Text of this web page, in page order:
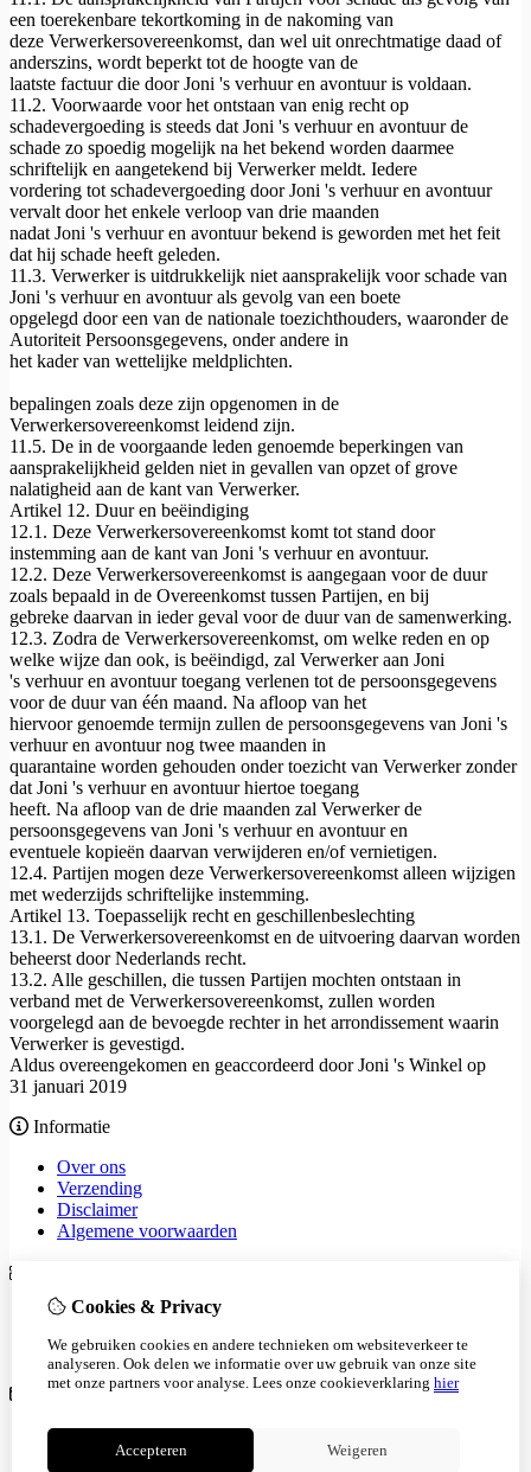
een toerekenbare tekortkoming in de nakoming van
deze Verwerkersovereenkomst, dan wel uit onrechtmatige daad of
anderszins, wordt beperkt tot de hoogte van de
laatste factuur die door Joni 's verhuur en avontuur is voldaan.
11.2. Voorwaarde voor het ontstaan van enig recht op
schadevergoeding is steeds dat Joni 's verhuur en avontuur de
schade zo spoedig mogelijk na het bekend worden daarmee
schriftelijk en aangetekend bij Verwerker meldt. Iedere
vordering tot schadevergoeding door Joni 's verhuur en avontuur
vervalt door het enkele verloop van drie maanden
nadat Joni 's verhuur en avontuur bekend is geworden met het feit
dat hij schade heeft geleden.
11.3. Verwerker is uitdrukkelijk niet aansprakelijk voor schade van
Joni 's verhuur en avontuur als gevolg van een boete
opgelegd door een van de nationale toezichthouders, waaronder de
Autoriteit Persoonsgegevens, onder andere in
het kader van wettelijke meldplichten.
bepalingen zoals deze zijn opgenomen in de
Verwerkersovereenkomst leidend zijn.
11.5. De in de voorgaande leden genoemde beperkingen van
aansprakelijkheid gelden niet in gevallen van opzet of grove
nalatigheid aan de kant van Verwerker.
Artikel 12. Duur en beëindiging
12.1. Deze Verwerkersovereenkomst komt tot stand door
instemming aan de kant van Joni 's verhuur en avontuur.
12.2. Deze Verwerkersovereenkomst is aangegaan voor de duur
zoals bepaald in de Overeenkomst tussen Partijen, en bij
gebreke daarvan in ieder geval voor de duur van de samenwerking.
12.3. Zodra de Verwerkersovereenkomst, om welke reden en op
welke wijze dan ook, is beëindigd, zal Verwerker aan Joni
's verhuur en avontuur toegang verlenen tot de persoonsgegevens
voor de duur van één maand. Na afloop van het
hiervoor genoemde termijn zullen de persoonsgegevens van Joni 's
verhuur en avontuur nog twee maanden in
quarantaine worden gehouden onder toezicht van Verwerker zonder
dat Joni 's verhuur en avontuur hiertoe toegang
heeft. Na afloop van de drie maanden zal Verwerker de
persoonsgegevens van Joni 's verhuur en avontuur en
eventuele kopieën daarvan verwijderen en/of vernietigen.
12.4. Partijen mogen deze Verwerkersovereenkomst alleen wijzigen
met wederzijds schriftelijke instemming.
Artikel 13. Toepasselijk recht en geschillenbeslechting
13.1. De Verwerkersovereenkomst en de uitvoering daarvan worden
beheerst door Nederlands recht.
13.2. Alle geschillen, die tussen Partijen mochten ontstaan in
verband met de Verwerkersovereenkomst, zullen worden
voorgelegd aan de bevoegde rechter in het arrondissement waarin
Verwerker is gevestigd.
Aldus overeengekomen en geaccordeerd door Joni 's Winkel op
31 januari 2019
Informatie
Over ons
Verzending
Disclaimer
Algemene voorwaarden
Merken
Aanbiedingen
Klantenservice
Contact
Retourneren
Cookies & Privacy
We gebruiken cookies en andere technieken om websiteverkeer te
analyseren. Ook delen we informatie over uw gebruik van onze site
met onze partners voor analyse. Lees onze cookieverklaring hier
Accepteren Weigeren